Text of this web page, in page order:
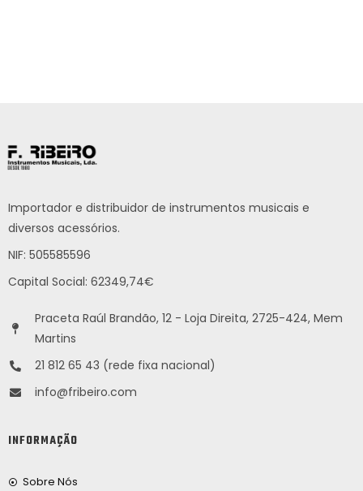
Importador e distribuidor de instrumentos musicais e
diversos acessórios.
NIF: 505585596
Capital Social: 62349,74€
Praceta Raúl Brandão, 12 - Loja Direita, 2725-424, Mem
Martins
21 812 65 43 (rede fixa nacional)
info@fribeiro.com
INFORMAÇÃO
Sobre Nós